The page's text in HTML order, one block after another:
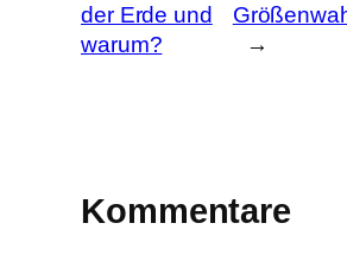
der Erde und
warum?
→
Kommentare